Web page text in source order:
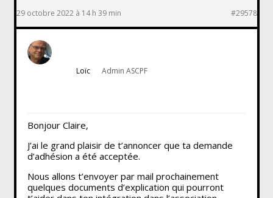
29 octobre 2022 à 14 h 39 min #29578
Loïc Admin ASCPF
Bonjour Claire,
J’ai le grand plaisir de t’annoncer que ta demande
d’adhésion a été acceptée.
Nous allons t’envoyer par mail prochainement
quelques documents d’explication qui pourront